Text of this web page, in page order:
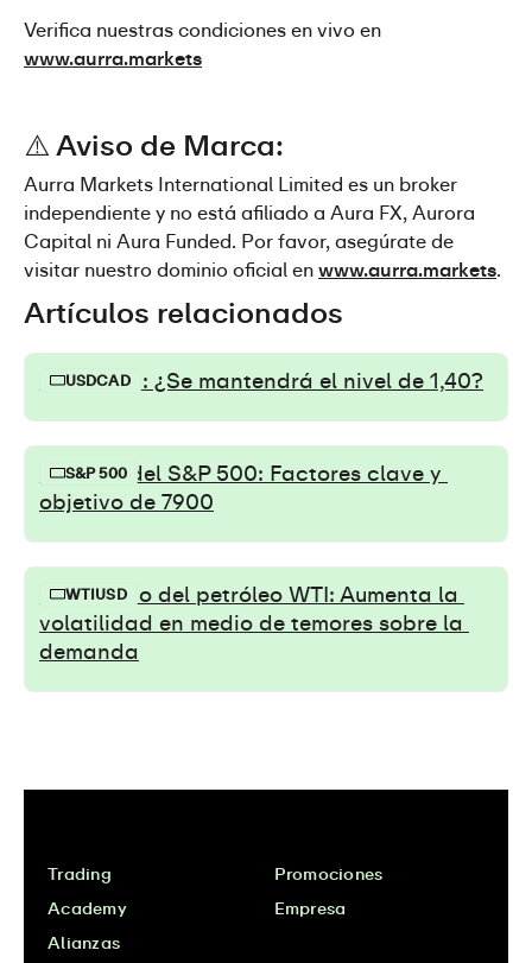
www.aurra.markets
⚠️ Aviso de Marca:
Aurra Markets International Limited es un broker
independiente y no está afiliado a Aura FX, Aurora
Capital ni Aura Funded. Por favor, asegúrate de
visitar nuestro dominio oficial en www.aurra.markets.
Artículos relacionados
USDCAD
USD/CAD: ¿Se mantendrá el nivel de 1,40?
S&P 500
Ruptura del S&P 500: Factores clave y
objetivo de 7900
WTIUSD
Pronóstico del petróleo WTI: Aumenta la
volatilidad en medio de temores sobre la
demanda
Trading Promociones
Academy Empresa
Alianzas